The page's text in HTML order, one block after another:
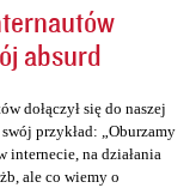
absurd
dołączył się do naszej
przykład: „Oburzamy
internecie, na działania
ale co wiemy o